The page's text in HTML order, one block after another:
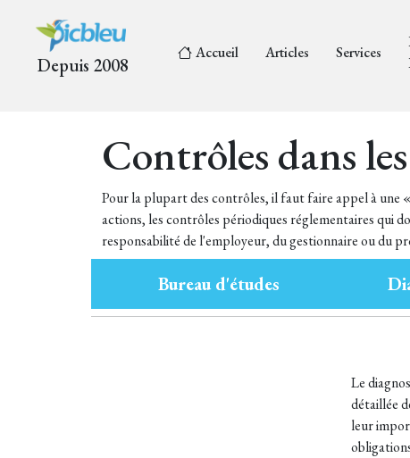
Depuis 2008
Accueil Articles Services
Contrôles dans
Pour la plupart des contrôles, il faut faire appel à une
actions, les contrôles périodiques réglementaires qui
responsabilité de l'employeur, du gestionnaire ou du
Bureau d'études
Le
détaillée
leur